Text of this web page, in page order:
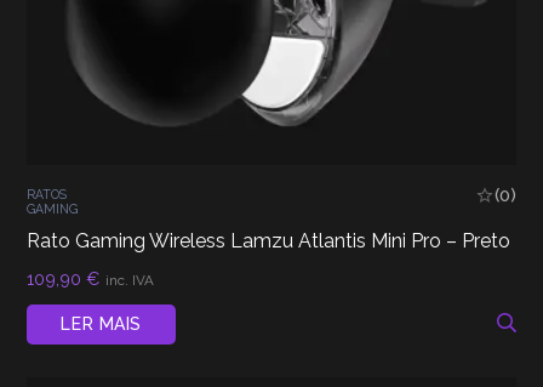
RATOS
GAMING
(0)
Rato Gaming Wireless Lamzu Atlantis Mini Pro – Preto
109,90€ inc. IVA
LER MAIS